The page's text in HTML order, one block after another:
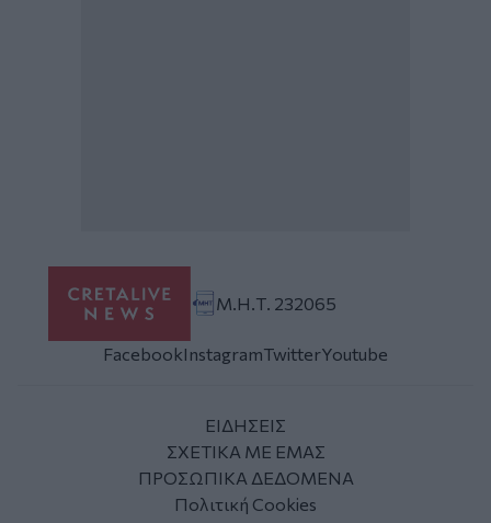
Μ.Η.Τ. 232065
FacebookInstagramTwitterYoutube
ΕΙΔΗΣΕΙΣ
ΣΧΕΤΙΚΑ ΜΕ ΕΜΑΣ
ΠΡΟΣΩΠΙΚΑ ΔΕΔΟΜΕΝΑ
Πολιτική Cookies